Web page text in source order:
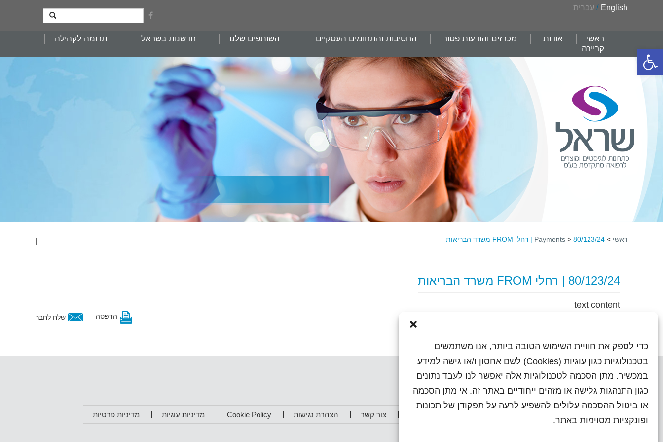
פתח סרגל נגישות
כדי לספק את חוויית השימוש הטובה ביותר, אנו משתמשים
בטכנולוגיות כגון עוגיות (Cookies) לשם אחסון ו/או גישה למידע
במכשיר. מתן הסכמה לטכנולוגיות אלה יאפשר לנו לעבד נתונים
כגון התנהגות גלישה או מזהים ייחודיים באתר זה. אי מתן הסכמה
או ביטול ההסכמה עלולים להשפיע לרעה על תפקודן של תכונות
ופונקציות מסוימות באתר.
English
/ עברית
ראשי אודות מכרזים והודעות פטור החטיבות והתחומים העסקיים השותפים שלנו חדשנות בשראל
תרומה לקהילה
קריירה
ראשי >
Payments > 80/123/24 | רחלי FROM משרד הבריאות |
80/123/24 | רחלי FROM משרד הבריאות
text content
שלח לחבר הדפסה
צור קשר הצהרת נגישות Cookie Policy מדיניות עוגיות מדיניות פרטיות